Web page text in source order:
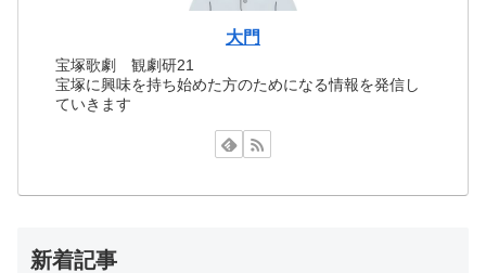
大門
宝塚歌劇 観劇研21
宝塚に興味を持ち始めた方のためになる情報を発信し
ていきます
新着記事